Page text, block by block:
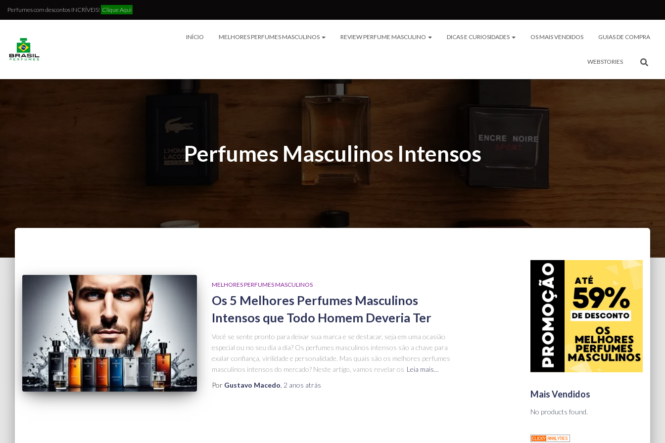
Perfumes com descontos INCRÍVEIS! Clique Aqui
INÍCIO MELHORES PERFUMES MASCULINOS REVIEW PERFUME MASCULINO DICAS E CURIOSIDADES OS MAIS VENDIDOS GUIAS DE COMPRA
WEBSTORIES
Perfumes Masculinos Intensos
MELHORES PERFUMES MASCULINOS
Os 5 Melhores Perfumes Masculinos
Intensos que Todo Homem Deveria Ter
Você se sente pronto para deixar sua marca e se destacar, seja em uma ocasião
especial ou no seu dia a dia? Os perfumes masculinos intensos são a chave para
exalar confiança, virilidade e personalidade. Mas quais são os melhores perfumes
masculinos intensos do mercado? Neste artigo, vamos revelar os Leia mais…
Por Gustavo Macedo 2 anos atrás
Mais Vendidos
No products found.